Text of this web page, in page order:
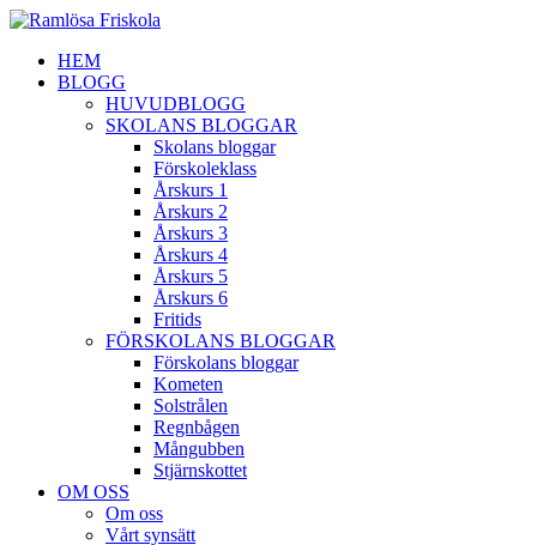
HEM
BLOGG
HUVUDBLOGG
SKOLANS BLOGGAR
Skolans bloggar
Förskoleklass
Årskurs 1
Årskurs 2
Årskurs 3
Årskurs 4
Årskurs 5
Årskurs 6
Fritids
FÖRSKOLANS BLOGGAR
Förskolans bloggar
Kometen
Solstrålen
Regnbågen
Mångubben
Stjärnskottet
OM OSS
Om oss
Vårt synsätt